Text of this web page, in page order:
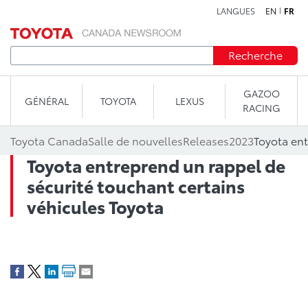
LANGUES EN FR
Recherche
GÉNÉRAL TOYOTA LEXUS
GAZOO
RACING
Toyota CanadaSalle de nouvellesReleases2023
Toyota entreprend un rappel de
sécurité touchant certains
véhicules Toyota